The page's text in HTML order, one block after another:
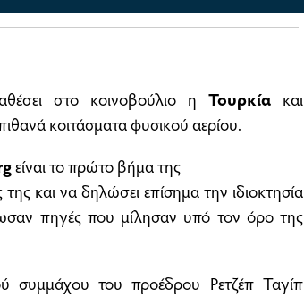
στο κοινοβούλιο η Τουρκίακαι
κοιτάσματα φυσικού αερίου.
είναι το πρώτο βήμα της
και να δηλώσει επίσημα την ιδιοκτησία
πηγές που μίλησαν υπό τον όρο της
συμμάχου του προέδρου Ρετζέπ Ταγίπ